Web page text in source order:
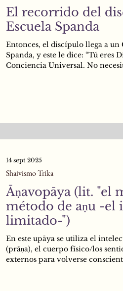
El recorrido del
Escuela Spanda
Entonces, el discípulo llega a un
Spanda, y este le dice: “Tú eres
Conciencia Universal. No
Āṇavopāya (lit. "el
método de aṇu -el individuo
limitado-")
En este upāya se utiliza el
(prāṇa), el cuerpo físico/los
externos para volverse
Shaivismo Trika
14 sept 2025